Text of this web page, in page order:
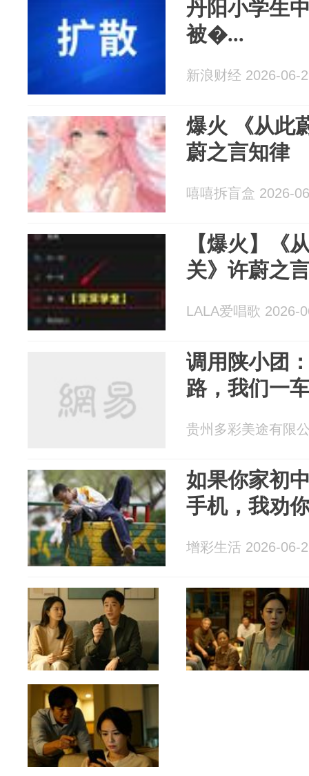
丹阳小学生
被�...
新浪财经 2026-06-
爆火 《从此
蔚之言知律
嘻嘻拆盲盒 2026-
【爆火】《
关》许蔚之
LALA爱唱歌 2026-
调用陕小团
路，我们一
贵州多彩美途有限
如果你家初
手机，我劝
增彩生活 2026-06-